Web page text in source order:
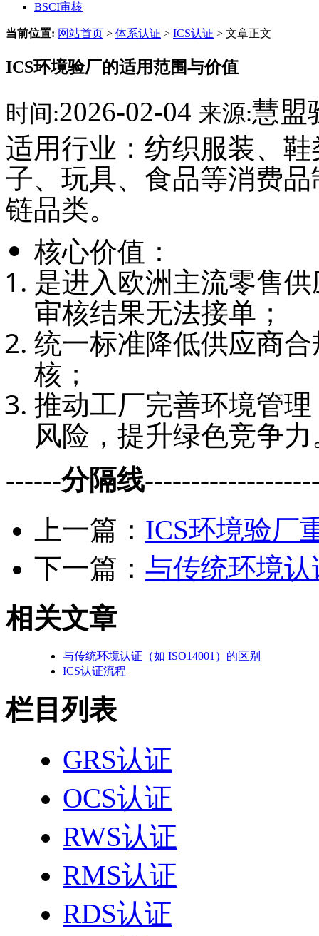
BSCI审核
当前位置: 网站首页 > 体系认证 > ICS认证 > 文章正文
ICS环境验厂的适用范围与价值
时间:2026-02-04 来源:慧盟
适用行业：纺织服装、
子、玩具、食品等消费
链品类。
核心价值：
是进入欧洲主流零售
审核结果无法接单；
统一标准降低供应商
核；
推动工厂完善环境管
风险，提升绿色竞争
------分隔线
上一篇： ICS环境验厂
下一篇： 与传统环境认
相关文章
与传统环境认证（如 ISO14001）的区别
ICS认证流程
栏目列表
GRS认证
OCS认证
RWS认证
RMS认证
RDS认证